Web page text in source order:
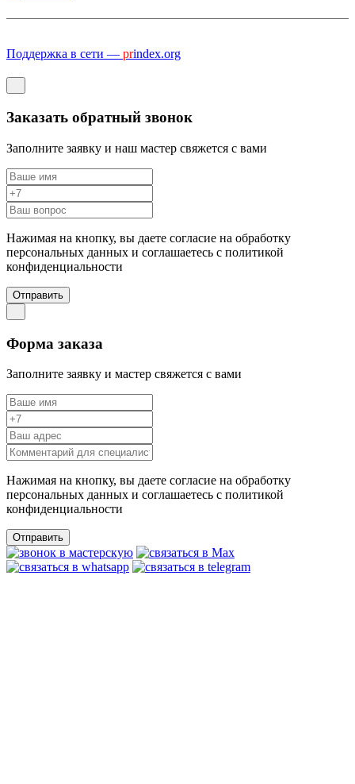
Поддержка в сети — prindex.org
Заказать обратный звонок
Заполните заявку и наш мастер свяжется с вами
Нажимая на кнопку, вы даете согласие на обработку
персональных данных и соглашаетесь c политикой
конфиденциальности
Отправить
Форма заказа
Заполните заявку и мастер свяжется с вами
Нажимая на кнопку, вы даете согласие на обработку
персональных данных и соглашаетесь c политикой
конфиденциальности
Отправить